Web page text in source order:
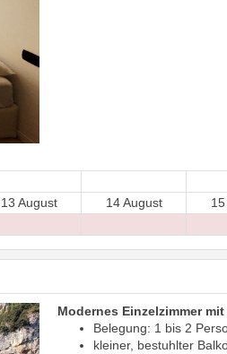
13 August 14 August
Modernes Einzelzimmer
Belegung: 1 bis 2
kleiner, bestuhlter